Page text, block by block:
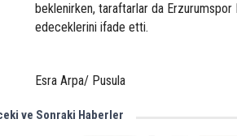
beklenirken, taraftarlar da Erzurumspor
edeceklerini ifade etti.
Esra Arpa/ Pusula
ve Sonraki Haberler